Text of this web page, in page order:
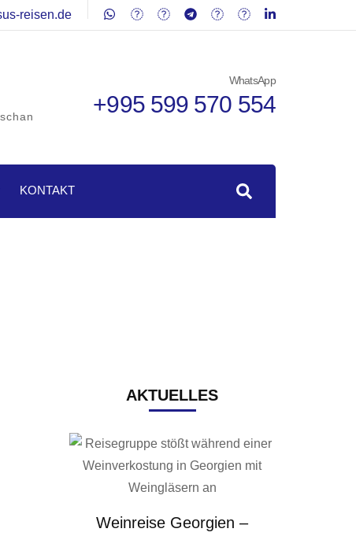
reisen.de
WhatsApp
+995 599 570 554
KONTAKT
AKTUELLES
Weinreise Georgien –